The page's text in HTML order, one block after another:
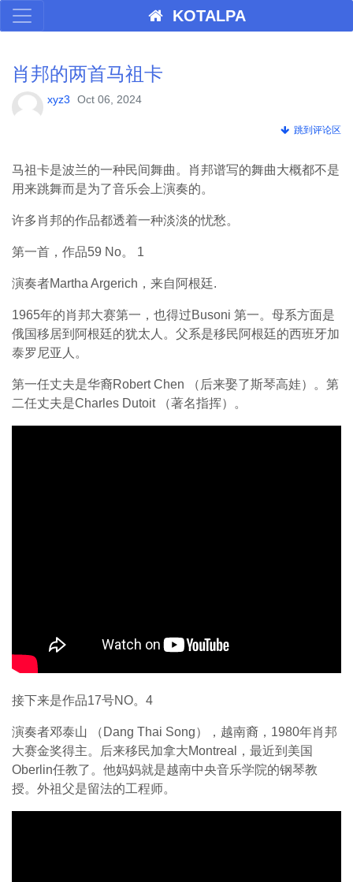
KOTALPA
肖邦的两首马祖卡
xyz3 Oct 06, 2024
跳到评论区
马祖卡是波兰的一种民间舞曲。肖邦谱写的舞曲大概都不是
用来跳舞而是为了音乐会上演奏的。
许多肖邦的作品都透着一种淡淡的忧愁。
第一首，作品59 No。 1
演奏者Martha Argerich，来自阿根廷.
1965年的肖邦大赛第一，也得过Busoni 第一。母系方面是
俄国移居到阿根廷的犹太人。父系是移民阿根廷的西班牙加
泰罗尼亚人。
第一任丈夫是华裔Robert Chen （后来娶了斯琴高娃）。第
二任丈夫是Charles Dutoit （著名指挥）。
接下来是作品17号NO。4
演奏者邓泰山 （Dang Thai Song），越南裔，1980年肖邦
大赛金奖得主。后来移民加拿大Montreal，最近到美国
Oberlin任教了。他妈妈就是越南中央音乐学院的钢琴教
授。外祖父是留法的工程师。